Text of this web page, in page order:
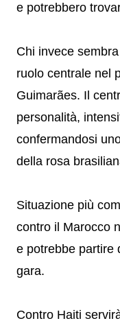
e potrebbero
Chi invece
ruolo centrale nel
Guimarães. Il
personalità,
confermandosi
della rosa
Situazione più
contro il Marocco
e potrebbe partire
gara.
Contro Haiti